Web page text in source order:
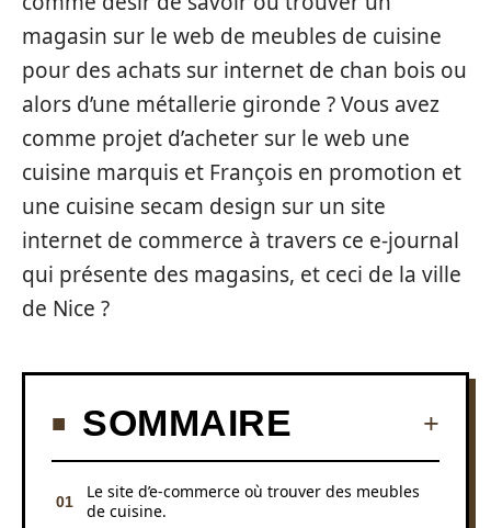
magasin sur le web de meubles de cuisine
pour des achats sur internet de chan bois ou
alors d’une métallerie gironde ? Vous avez
comme projet d’acheter sur le web une
cuisine marquis et François en promotion et
une cuisine secam design sur un site
internet de commerce à travers ce e-journal
qui présente des magasins, et ceci de la ville
de Nice ?
SOMMAIRE
Le site d’e-commerce où trouver des meubles
de cuisine.